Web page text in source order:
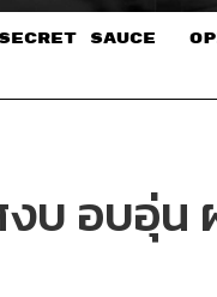
SAUCE​
บ อบอุ่น